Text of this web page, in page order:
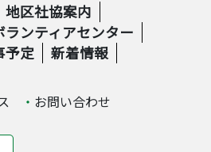
地区社協案内
ランティアセンター
予定
新着情報
お問い合わせ